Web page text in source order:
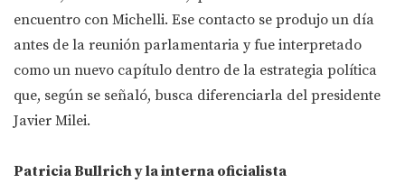
encuentro con Michelli. Ese contacto se produjo un día
antes de la reunión parlamentaria y fue interpretado
como un nuevo capítulo dentro de la estrategia política
que, según se señaló, busca diferenciarla del presidente
Javier Milei.
Patricia Bullrich y la interna oficialista